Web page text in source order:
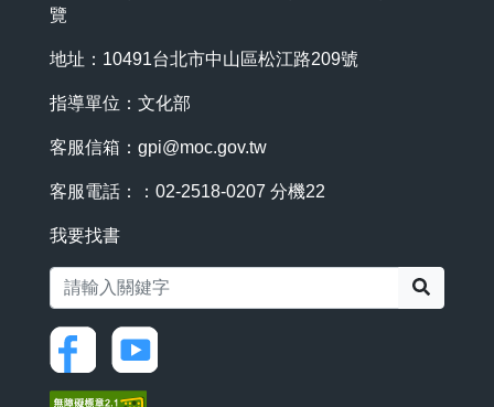
覽
地址：10491台北市中山區松江路209號
指導單位：文化部
客服信箱： gpi@moc.gov.tw
客服電話：：02-2518-0207 分機22
我要找書